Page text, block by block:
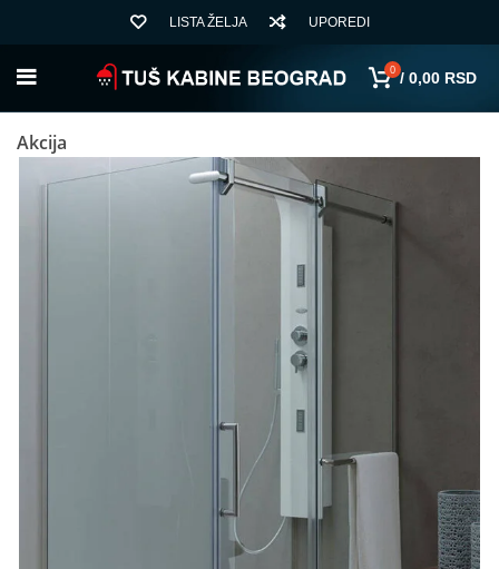
LISTA ŽELJA UPOREDI
0 / 0,00 RSD
Akcija